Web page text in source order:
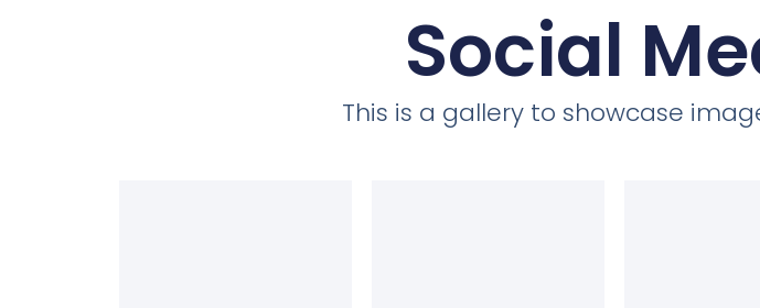
Social
This is a gallery to showcase